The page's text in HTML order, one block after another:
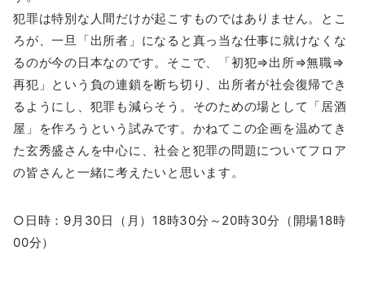
犯罪は特別な人間だけが起こすものではありません。とこ
ろが、一旦「出所者」になると真っ当な仕事に就けなくな
るのが今の日本なのです。そこで、「初犯⇒出所⇒無職⇒
再犯」という負の連鎖を断ち切り、出所者が社会復帰でき
るようにし、犯罪も減らそう。そのための場として「居酒
屋」を作ろうという試みです。かねてこの企画を温めてき
た玄秀盛さんを中心に、社会と犯罪の問題についてフロア
の皆さんと一緒に考えたいと思います。
○日時：9月30日（月）18時30分～20時30分（開場18時
00分）